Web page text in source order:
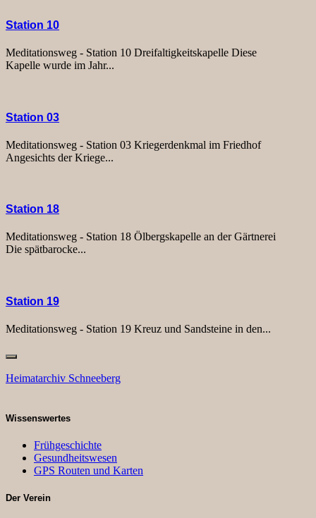
Station 10
Meditationsweg - Station 10 Dreifaltigkeitskapelle Diese
Kapelle wurde im Jahr...
Station 03
Meditationsweg - Station 03 Kriegerdenkmal im Friedhof
Angesichts der Kriege...
Station 18
Meditationsweg - Station 18 Ölbergskapelle an der Gärtnerei
Die spätbarocke...
Station 19
Meditationsweg - Station 19 Kreuz und Sandsteine in den...
Heimatarchiv Schneeberg
Wissenswertes
Frühgeschichte
Gesundheitswesen
GPS Routen und Karten
Der Verein